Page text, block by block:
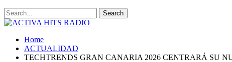
Home
ACTUALIDAD
TECHTRENDS GRAN CANARIA 2026 CENTRARÁ SU